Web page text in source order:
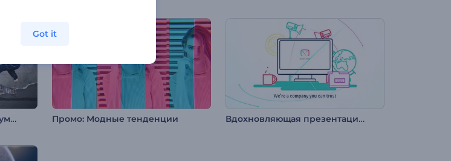
Заставка титров "Рваная бумага" Промо: Модные тенденции Вдохновляющая презентация компании/услуги
Got it